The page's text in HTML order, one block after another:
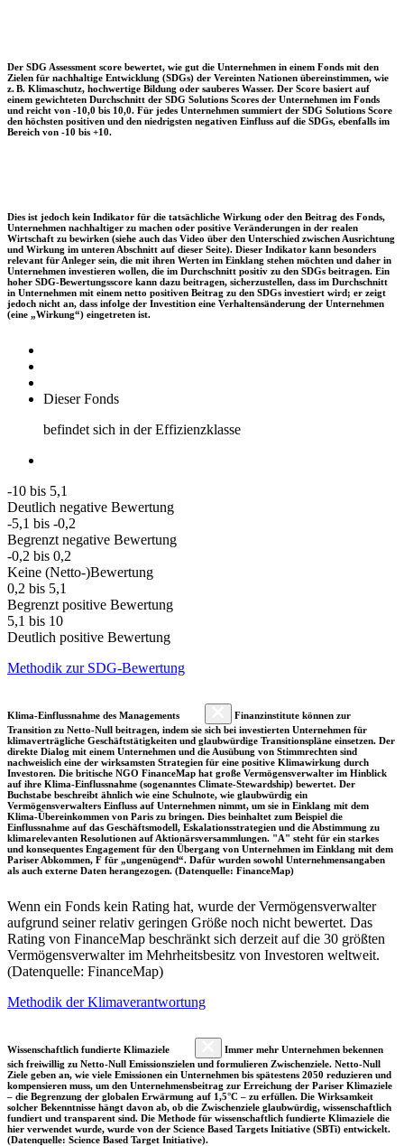
Der SDG Assessment score bewertet, wie gut die Unternehmen in einem Fonds mit den
Zielen für nachhaltige Entwicklung (SDGs) der Vereinten Nationen übereinstimmen, wie
z. B. Klimaschutz, hochwertige Bildung oder sauberes Wasser. Der Score basiert auf
einem gewichteten Durchschnitt der SDG Solutions Scores der Unternehmen im Fonds
und reicht von -10,0 bis 10,0. Für jedes Unternehmen summiert der SDG Solutions Score
den höchsten positiven und den niedrigsten negativen Einfluss auf die SDGs, ebenfalls im
Bereich von -10 bis +10.
Dies ist jedoch kein Indikator für die tatsächliche Wirkung oder den Beitrag des Fonds,
Unternehmen nachhaltiger zu machen oder positive Veränderungen in der realen
Wirtschaft zu bewirken (siehe auch das Video über den Unterschied zwischen Ausrichtung
und Wirkung im unteren Abschnitt auf dieser Seite). Dieser Indikator kann besonders
relevant für Anleger sein, die mit ihren Werten im Einklang stehen möchten und daher in
Unternehmen investieren wollen, die im Durchschnitt positiv zu den SDGs beitragen. Ein
hoher SDG-Bewertungsscore kann dazu beitragen, sicherzustellen, dass im Durchschnitt
in Unternehmen mit einem netto positiven Beitrag zu den SDGs investiert wird; er zeigt
jedoch nicht an, dass infolge der Investition eine Verhaltensänderung der Unternehmen
(eine „Wirkung“) eingetreten ist.
Dieser Fonds
befindet sich in der Effizienzklasse
-10 bis 5,1
Deutlich negative Bewertung
-5,1 bis -0,2
Begrenzt negative Bewertung
-0,2 bis 0,2
Keine (Netto-)Bewertung
0,2 bis 5,1
Begrenzt positive Bewertung
5,1 bis 10
Deutlich positive Bewertung
Methodik zur SDG-Bewertung
Klima-Einflussnahme des Managements
Finanzinstitute können zur
Transition zu Netto-Null beitragen, indem sie sich bei investierten Unternehmen für
klimaverträgliche Geschäftstätigkeiten und glaubwürdige Transitionspläne einsetzen. Der
direkte Dialog mit einem Unternehmen und die Ausübung von Stimmrechten sind
nachweislich eine der wirksamsten Strategien für eine positive Klimawirkung durch
Investoren. Die britische NGO FinanceMap hat große Vermögensverwalter im Hinblick
auf ihre Klima-Einflussnahme (sogenanntes Climate-Stewardship) bewertet. Der
Buchstabe beschreibt ähnlich wie eine Schulnote, wie glaubwürdig ein
Vermögensverwalters Einfluss auf Unternehmen nimmt, um sie in Einklang mit dem
Klima-Übereinkommen von Paris zu bringen. Dies beinhaltet zum Beispiel die
Einflussnahme auf das Geschäftsmodell, Eskalationsstrategien und die Abstimmung zu
klimarelevanten Resolutionen auf Aktionärsversammlungen. "A" steht für ein starkes
und konsequentes Engagement für den Übergang von Unternehmen im Einklang mit dem
Pariser Abkommen, F für „ungenügend“. Dafür wurden sowohl Unternehmensangaben
als auch externe Daten herangezogen. (Datenquelle: FinanceMap)
Wenn ein Fonds kein Rating hat, wurde der Vermögensverwalter
aufgrund seiner relativ geringen Größe noch nicht bewertet. Das
Rating von FinanceMap beschränkt sich derzeit auf die 30 größten
Vermögensverwalter im Mehrheitsbesitz von Investoren weltweit.
(Datenquelle: FinanceMap)
Methodik der Klimaverantwortung
Wissenschaftlich fundierte Klimaziele
Immer mehr Unternehmen bekennen
sich freiwillig zu Netto-Null Emissionszielen und formulieren Zwischenziele. Netto-Null
Ziele geben an, wie viele Emissionen ein Unternehmen bis spätestens 2050 reduzieren und
kompensieren muss, um den Unternehmensbeitrag zur Erreichung der Pariser Klimaziele
– die Begrenzung der globalen Erwärmung auf 1,5°C – zu erfüllen. Die Wirksamkeit
solcher Bekenntnisse hängt davon ab, ob die Zwischenziele glaubwürdig, wissenschaftlich
fundiert und transparent sind. Die Methode für wissenschaftlich fundierte Klimaziele die
hier verwendet wurde, wurde von der Science Based Targets Initiative (SBTi) entwickelt.
(Datenquelle: Science Based Target Initiative).